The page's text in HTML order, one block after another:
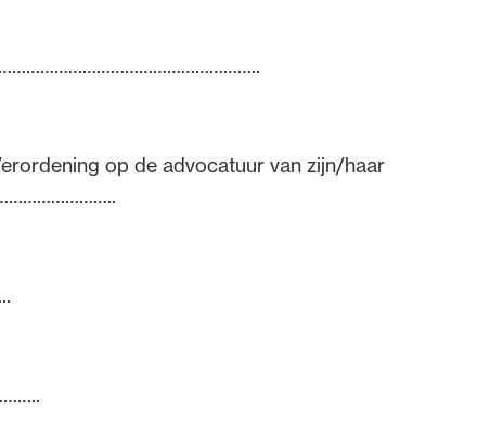
op de advocatuur van zijn/haar